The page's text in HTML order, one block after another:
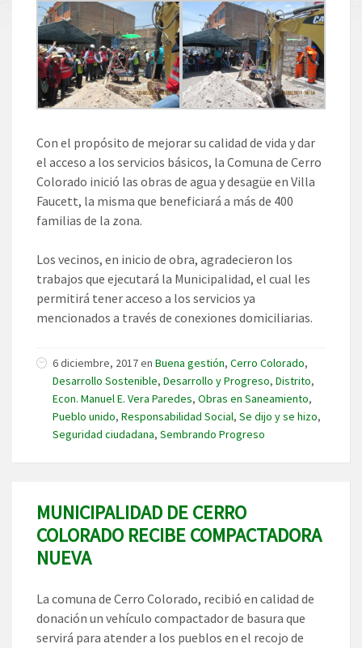
Con el propósito de mejorar su calidad de vida y dar
el acceso a los servicios básicos, la Comuna de Cerro
Colorado inició las obras de agua y desagüe en Villa
Faucett, la misma que beneficiará a más de 400
familias de la zona.
Los vecinos, en inicio de obra, agradecieron los
trabajos que ejecutará la Municipalidad, el cual les
permitirá tener acceso a los servicios ya
mencionados a través de conexiones domiciliarias.
6 diciembre, 2017en Buena gestión, Cerro Colorado,
Desarrollo Sostenible, Desarrollo y Progreso, Distrito,
Econ. Manuel E. Vera Paredes, Obras en Saneamiento,
Pueblo unido, Responsabilidad Social, Se dijo y se hizo,
Seguridad ciudadana, Sembrando Progreso
MUNICIPALIDAD DE CERRO
COLORADO RECIBE COMPACTADORA
NUEVA
La comuna de Cerro Colorado, recibió en calidad de
donación un vehículo compactador de basura que
servirá para atender a los pueblos en el recojo de